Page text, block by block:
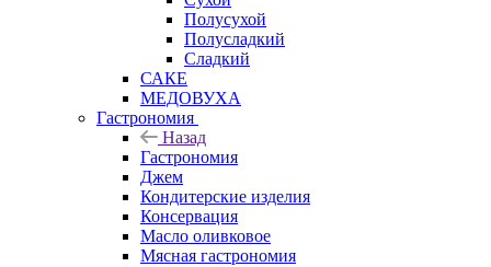
Полусухой
Полусладкий
Сладкий
САКЕ
МЕДОВУХА
Гастрономия
Назад
Гастрономия
Джем
Кондитерские изделия
Консервация
Масло оливковое
Мясная гастрономия